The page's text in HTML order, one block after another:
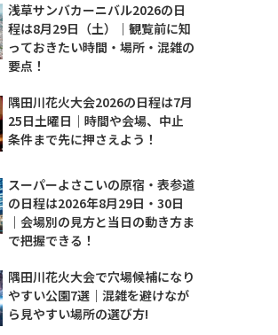
浅草サンバカーニバル2026の日
程は8月29日（土）｜観覧前に知
っておきたい時間・場所・混雑の
要点！
隅田川花火大会2026の日程は7月
25日土曜日｜時間や会場、中止
条件まで先に押さえよう！
スーパーよさこいの原宿・表参道
の日程は2026年8月29日・30日
｜会場別の見方と当日の動き方ま
で把握できる！
隅田川花火大会で穴場候補になり
やすい公園7選｜混雑を避けなが
ら見やすい場所の選び方!